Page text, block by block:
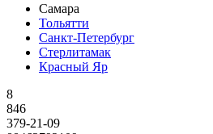
Самара
Тольятти
Санкт-Петербург
Стерлитамак
Красный Яр
8
846
379-21-09